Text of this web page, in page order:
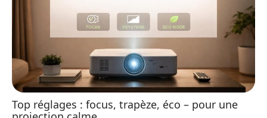
Top réglages : focus, trapèze, éco – pour une